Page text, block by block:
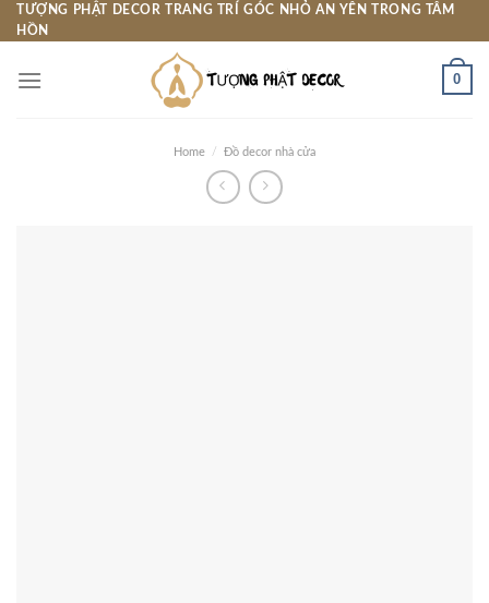
Skip
to
TƯỢNG PHẬT DECOR TRANG TRÍ GÓC NHỎ AN YÊN TRONG TÂM
HỒN
0
Home / Đồ decor nhà cửa